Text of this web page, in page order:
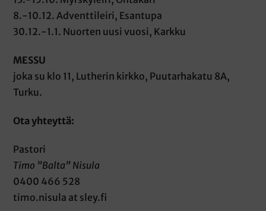
8.-10.12. Adventtileiri, Esantupa
30.12.-1.1. Nuorten uusi vuosi, Karkku
MESSU
joka su klo 11, Lutherin kirkko, Puutarhakatu 8A,
Turku.
Ota yhteyttä:
Pastori
Timo ”Balta” Nisula
0400 466 528
timo.nisula at sley.fi